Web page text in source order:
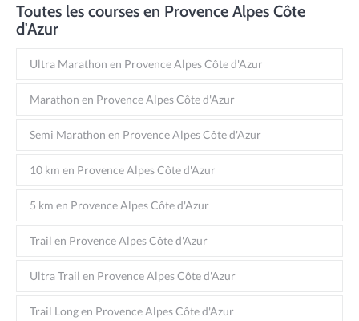
Toutes les courses en Provence Alpes Côte
d'Azur
Ultra Marathon en Provence Alpes Côte d'Azur
Marathon en Provence Alpes Côte d'Azur
Semi Marathon en Provence Alpes Côte d'Azur
10 km en Provence Alpes Côte d'Azur
5 km en Provence Alpes Côte d'Azur
Trail en Provence Alpes Côte d'Azur
Ultra Trail en Provence Alpes Côte d'Azur
Trail Long en Provence Alpes Côte d'Azur